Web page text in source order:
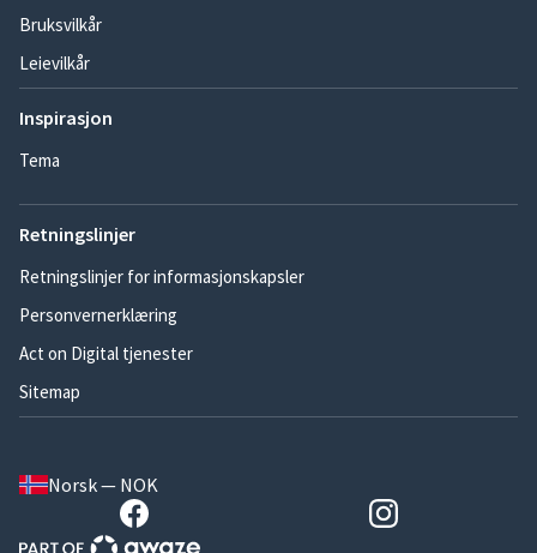
Bruksvilkår
Leievilkår
Inspirasjon
Tema
Retningslinjer
Retningslinjer for informasjonskapsler
Personvernerklæring
Act on Digital tjenester
Sitemap
Norsk — NOK